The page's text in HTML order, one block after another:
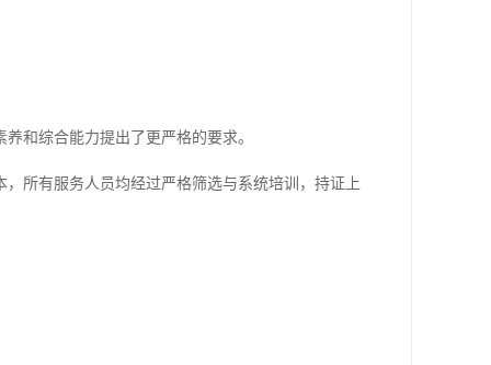
和综合能力提出了更严格的要求。
所有服务人员均经过严格筛选与系统培训，持证上